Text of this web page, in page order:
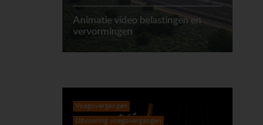
Animatie video belastingen en
vervormingen
Voegovergangen
Uitvoering voegovergangen